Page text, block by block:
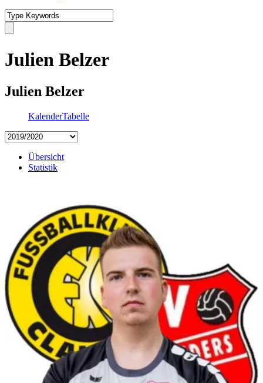
Julien Belzer
Julien Belzer
KalenderTabelle
Übersicht
Statistik